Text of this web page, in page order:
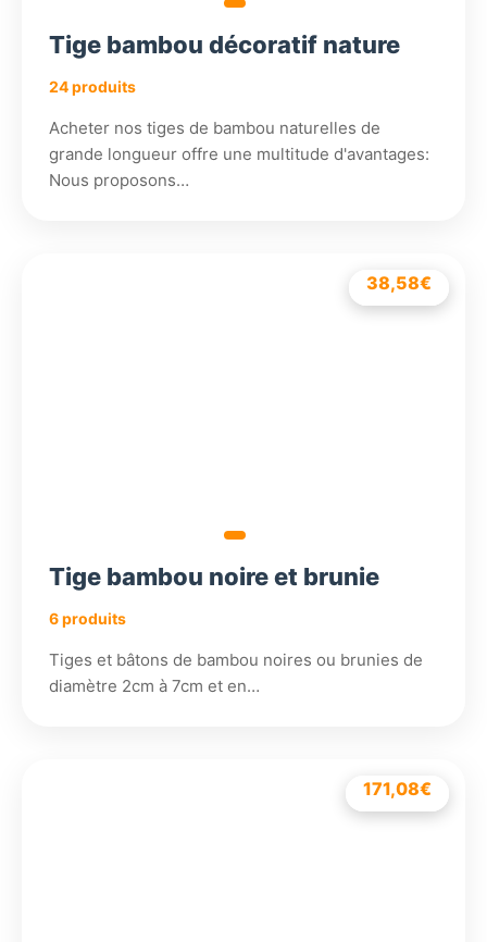
Tige bambou décoratif nature
24 produits
Acheter nos tiges de bambou naturelles de
grande longueur offre une multitude d'avantages:
Nous proposons…
15,78€
38,58€
21,78€
42,00€
Tige bambou noire et brunie
6 produits
Tiges et bâtons de bambou noires ou brunies de
diamètre 2cm à 7cm et en…
25,38€
171,08€
8,58€
€Le
prix
217,91€
prix